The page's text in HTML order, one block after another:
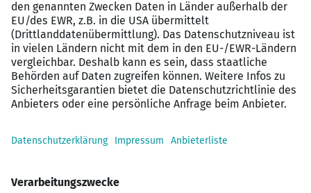
% kostenfrei und unterliegt strengster
Vertraulichkeit.
Auch nach der erfolgreichen
Vertragsunterzeichnung stehen wir Ihnen
während der Einarbeitungszeit als neutraler
Sparringspartner beratend zur Seite.
Bei uns wird Ihr Berufsweg zum persönlichen Walk of